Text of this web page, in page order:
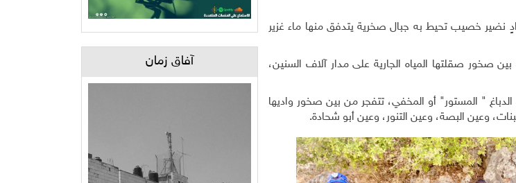
نضير خصيب تحيط به جبال صخرية يتدفق منها ماء غزير
صخور صقلتها المياه الجارية على مدار آلاف السنين،
" المستور" أو المخفي، تتفجر من بين صخور واديها
وعين البصة، وعين التنور، وعين أبو شحادة.
آفاق زمان